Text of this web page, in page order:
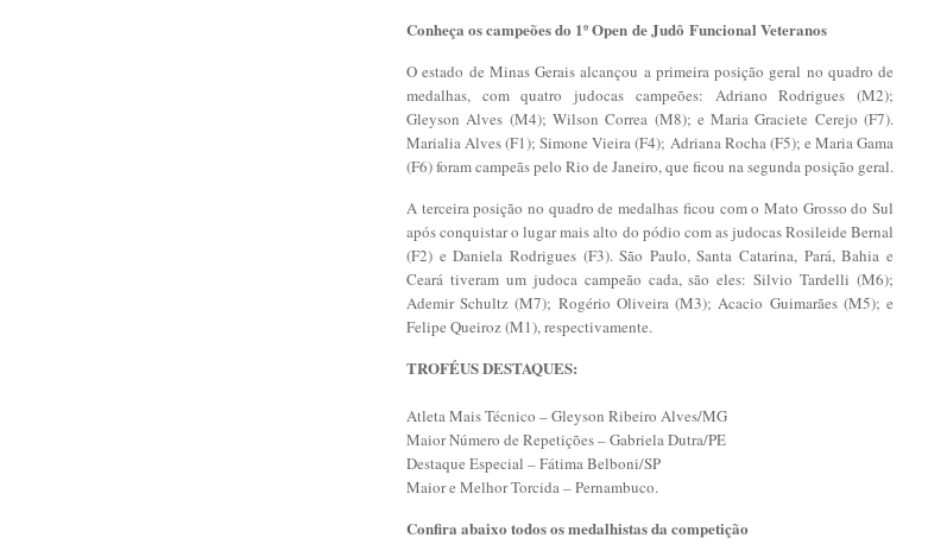
Conheça os campeões do 1º Open de Judô Funcional Veteranos
O estado de Minas Gerais alcançou a primeira posição geral no quadro de
medalhas, com quatro judocas campeões: Adriano Rodrigues (M2);
Gleyson Alves (M4); Wilson Correa (M8); e Maria Graciete Cerejo (F7).
Marialia Alves (F1); Simone Vieira (F4); Adriana Rocha (F5); e Maria Gama
(F6) foram campeãs pelo Rio de Janeiro, que ficou na segunda posição geral.
A terceira posição no quadro de medalhas ficou com o Mato Grosso do Sul
após conquistar o lugar mais alto do pódio com as judocas Rosileide Bernal
(F2) e Daniela Rodrigues (F3). São Paulo, Santa Catarina, Pará, Bahia e
Ceará tiveram um judoca campeão cada, são eles: Silvio Tardelli (M6);
Ademir Schultz (M7); Rogério Oliveira (M3); Acacio Guimarães (M5); e
Felipe Queiroz (M1), respectivamente.
TROFÉUS DESTAQUES:
Atleta Mais Técnico – Gleyson Ribeiro Alves/MG
Maior Número de Repetições – Gabriela Dutra/PE
Destaque Especial – Fátima Belboni/SP
Maior e Melhor Torcida – Pernambuco.
Confira abaixo todos os medalhistas da competição